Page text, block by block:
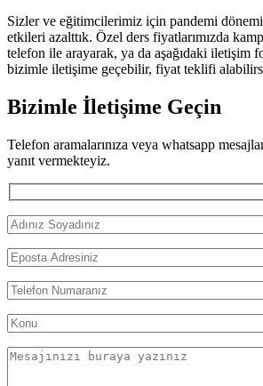
Sizler ve eğitimcilerimiz için pandemi
etkileri azalttık. Özel ders fiyatlarımızda
telefon ile arayarak, ya da aşağıdaki iletişim
bizimle iletişime geçebilir, fiyat teklifi
Bizimle İletişime Geçin
Telefon aramalarınıza veya whatsapp
yanıt vermekteyiz.